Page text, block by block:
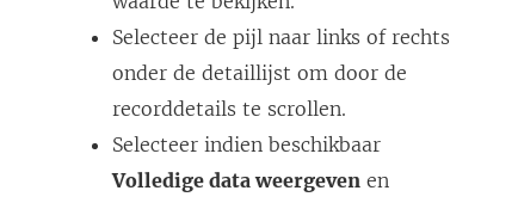
Selecteer de pijl naar links of rechts
onder de detaillijst om door de
recorddetails te scrollen.
Selecteer indien beschikbaar
Volledige data weergeven en